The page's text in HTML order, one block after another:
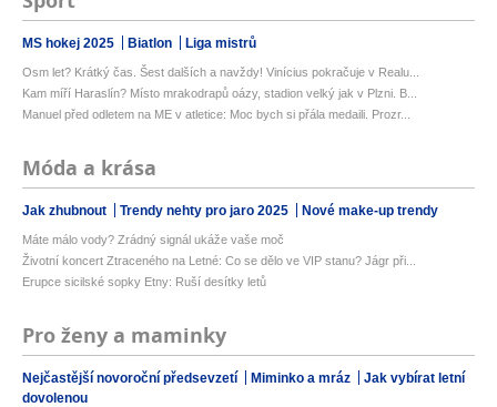
MS hokej 2025 Biatlon Liga mistrů
Osm let? Krátký čas. Šest dalších a navždy! Vinícius pokračuje v Realu...
Kam míří Haraslín? Místo mrakodrapů oázy, stadion velký jak v Plzni. B...
Manuel před odletem na ME v atletice: Moc bych si přála medaili. Prozr...
Móda a krása
Jak zhubnout Trendy nehty pro jaro 2025 Nové make-up trendy
Máte málo vody? Zrádný signál ukáže vaše moč
Životní koncert Ztraceného na Letné: Co se dělo ve VIP stanu? Jágr při...
Erupce sicilské sopky Etny: Ruší desítky letů
Pro ženy a maminky
Nejčastější novoroční předsevzetí Miminko a mráz
Jak vybírat letní
dovolenou